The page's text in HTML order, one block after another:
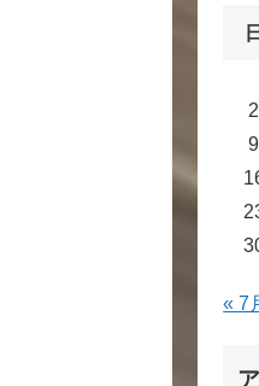
日
2
9
« 7